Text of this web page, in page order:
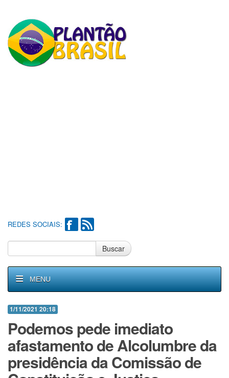
REDES SOCIAIS:
Buscar
MENU
1/11/2021 20:18
Podemos pede imediato
afastamento de Alcolumbre da
presidência da Comissão de